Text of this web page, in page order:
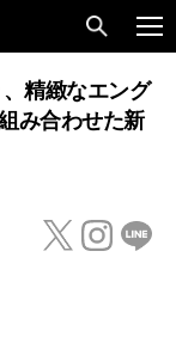
精緻なエング
み合わせた新